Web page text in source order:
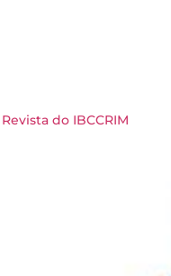
do IBCCRIM